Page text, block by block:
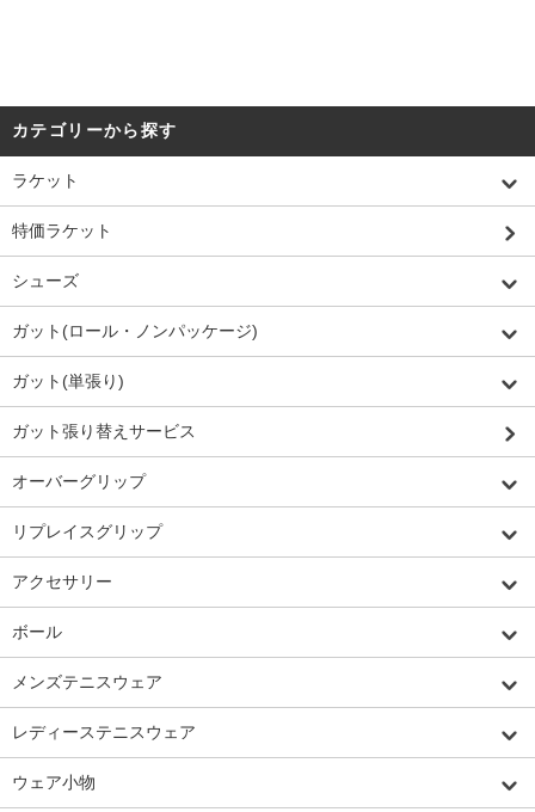
カテゴリーから探す
ラケット
特価ラケット
シューズ
ガット(ロール・ノンパッケージ)
ガット(単張り)
ガット張り替えサービス
オーバーグリップ
リプレイスグリップ
アクセサリー
ボール
メンズテニスウェア
レディーステニスウェア
ウェア小物